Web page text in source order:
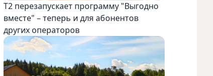
Т2 перезапускает программу "Выгодно
вместе" – теперь и для абонентов
других операторов